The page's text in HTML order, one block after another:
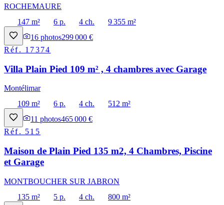
ROCHEMAURE
147 m²
6 p. 4 ch.
9 355 m²
16 photos299 000 €
Réf. 17374
Villa Plain Pied 109 m² , 4 chambres avec Garage
Montélimar
109 m²
6 p. 4 ch.
512 m²
11 photos465 000 €
Réf. 515
Maison de Plain Pied 135 m2, 4 Chambres, Piscine
et Garage
MONTBOUCHER SUR JABRON
135 m²
5 p. 4 ch.
800 m²